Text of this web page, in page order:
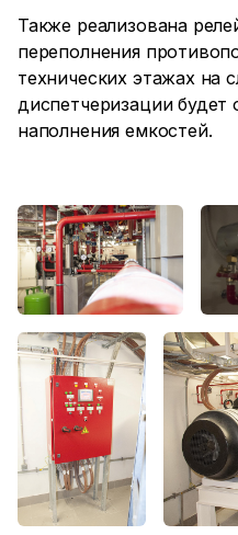
Также реализована
переполнения
технических этажах на
диспетчеризации будет
наполнения емкостей.